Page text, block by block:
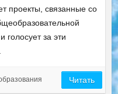
проекты, связанные со
голосует за эти
Читать